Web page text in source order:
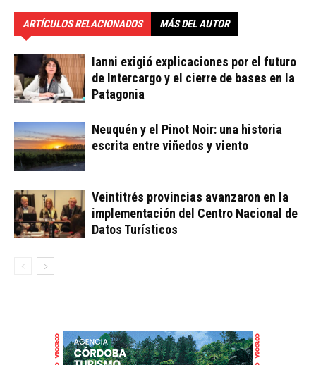
ARTÍCULOS RELACIONADOS MÁS DEL AUTOR
Ianni exigió explicaciones por el futuro
de Intercargo y el cierre de bases en la
Patagonia
Neuquén y el Pinot Noir: una historia
escrita entre viñedos y viento
Veintitrés provincias avanzaron en la
implementación del Centro Nacional de
Datos Turísticos